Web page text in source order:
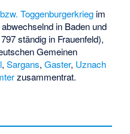
Toggenburgerkrieg im
in Baden und
ständig in Frauenfeld),
Gemeinen
,Sargans,Gaster, Uznach
zusammentrat.